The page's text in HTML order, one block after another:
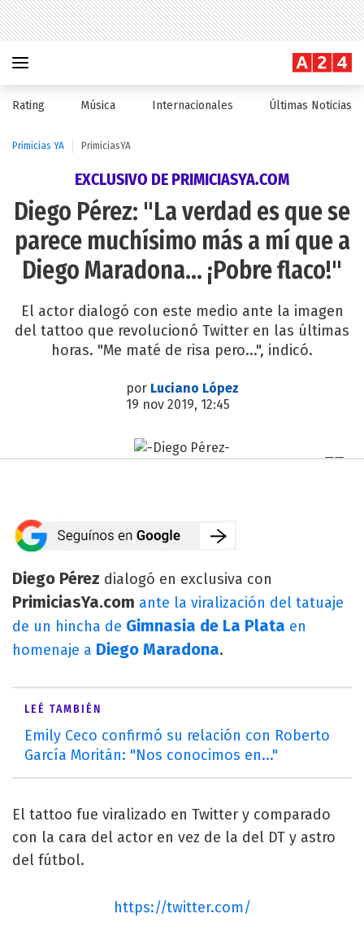
Rating Música Internacionales Últimas Noticias
Primicias YA PrimiciasYA
EXCLUSIVO DE PRIMICIASYA.COM
Diego Pérez: "La verdad es que se
parece muchísimo más a mí que a
Diego Maradona... ¡Pobre flaco!"
El actor dialogó con este medio ante la imagen
del tattoo que revolucionó Twitter en las últimas
horas. "Me maté de risa pero...", indicó.
por Luciano López
19 nov 2019, 12:45
Diego Pérez dialogó en exclusiva con
PrimiciasYa.com ante la viralización del tatuaje
de un hincha de Gimnasia de La Plata en
homenaje a Diego Maradona.
LEÉ TAMBIÉN
Emily Ceco confirmó su relación con Roberto
García Moritán: "Nos conocimos en..."
El tattoo fue viralizado en Twitter y comparado
con la cara del actor en vez de la del DT y astro
del fútbol.
https://twitter.com/